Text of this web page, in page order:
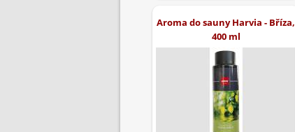
Aroma do sauny Harvia - Bříza,
400 ml